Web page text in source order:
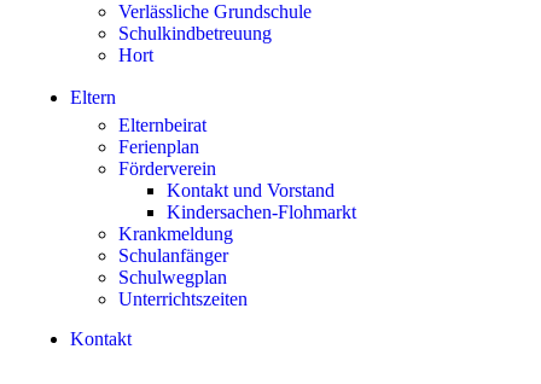
Verlässliche Grundschule
Schulkindbetreuung
Hort
Eltern
Elternbeirat
Ferienplan
Förderverein
Kontakt und Vorstand
Kindersachen-Flohmarkt
Krankmeldung
Schulanfänger
Schulwegplan
Unterrichtszeiten
Kontakt